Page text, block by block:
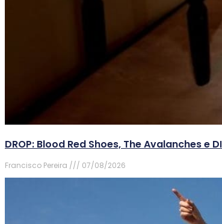
DROP: Blood Red Shoes, The Avalanches
Francisco Pereira 07/08/2026